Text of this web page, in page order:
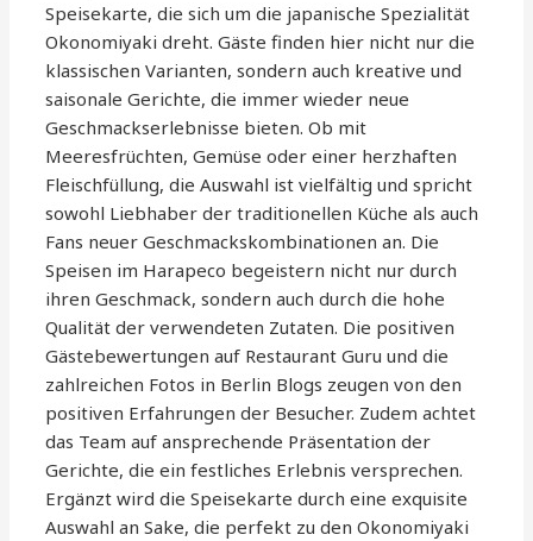
Speisekarte, die sich um die japanische Spezialität
Okonomiyaki dreht. Gäste finden hier nicht nur die
klassischen Varianten, sondern auch kreative und
saisonale Gerichte, die immer wieder neue
Geschmackserlebnisse bieten. Ob mit
Meeresfrüchten, Gemüse oder einer herzhaften
Fleischfüllung, die Auswahl ist vielfältig und spricht
sowohl Liebhaber der traditionellen Küche als auch
Fans neuer Geschmackskombinationen an. Die
Speisen im Harapeco begeistern nicht nur durch
ihren Geschmack, sondern auch durch die hohe
Qualität der verwendeten Zutaten. Die positiven
Gästebewertungen auf Restaurant Guru und die
zahlreichen Fotos in Berlin Blogs zeugen von den
positiven Erfahrungen der Besucher. Zudem achtet
das Team auf ansprechende Präsentation der
Gerichte, die ein festliches Erlebnis versprechen.
Ergänzt wird die Speisekarte durch eine exquisite
Auswahl an Sake, die perfekt zu den Okonomiyaki